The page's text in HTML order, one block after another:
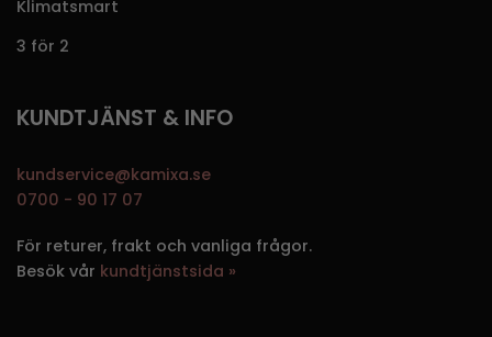
Klimatsmart
3 för 2
KUNDTJÄNST & INFO
kundservice@kamixa.se
0700 - 90 17 07
För returer, frakt och vanliga frågor.
Besök vår kundtjänstsida »